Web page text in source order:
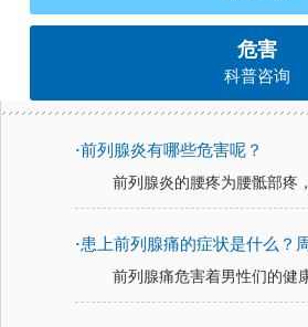
危害
科普咨询
·前列腺炎有哪些危害呢？
前列腺炎的腰疼为腰骶部疼
·患上前列腺痛的症状是什么？
前列腺痛危害着男性们的健